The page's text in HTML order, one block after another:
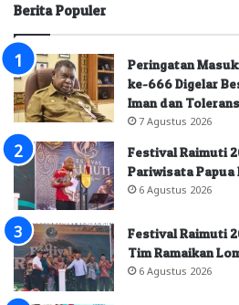
Berita Populer
Peringatan
ke-666 Digelar
Iman dan
7 Agustus 2026
Festival Raimuti
Pariwisata Papua
6 Agustus 2026
Festival Raimuti
Tim Ramaikan
6 Agustus 2026